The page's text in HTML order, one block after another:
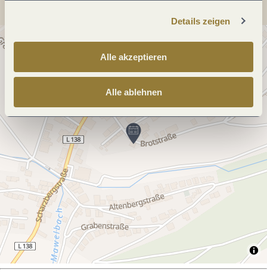
Details zeigen
Alle akzeptieren
Alle ablehnen